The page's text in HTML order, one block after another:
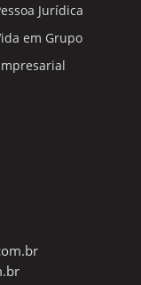
Jurídica
em Grupo